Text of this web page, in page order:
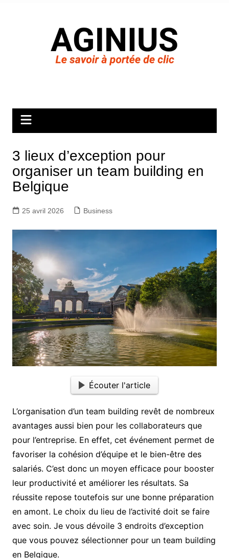
3 lieux d’exception pour
organiser un team building en
Belgique
25 avril 2026 Business
Écouter l'article
L’organisation d’un team building revêt de nombreux
avantages aussi bien pour les collaborateurs que
pour l’entreprise. En effet, cet événement permet de
favoriser la cohésion d’équipe et le bien-être des
salariés. C’est donc un moyen efficace pour booster
leur productivité et améliorer les résultats. Sa
réussite repose toutefois sur une bonne préparation
en amont. Le choix du lieu de l’activité doit se faire
avec soin. Je vous dévoile 3 endroits d’exception
que vous pouvez sélectionner pour un team building
en Belgique.